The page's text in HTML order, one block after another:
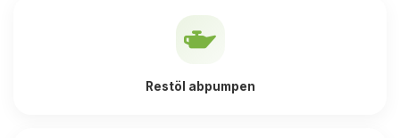
Restöl abpumpen